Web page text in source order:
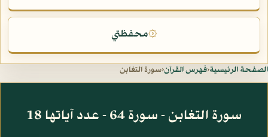
۞محفظتي
الصفحة الرئيسية‹فهرس القرآن‹سورة التغابن
سورة التغابن - سورة 64 - عدد آياتها 18